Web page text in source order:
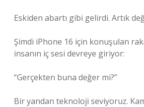
Eskiden abartı gibi gelirdi. Artık
Şimdi iPhone 16 için konuşulan
insanın iç sesi devreye giriyor:
“Gerçekten buna değer mi?”
Bir yandan teknoloji seviyoruz.